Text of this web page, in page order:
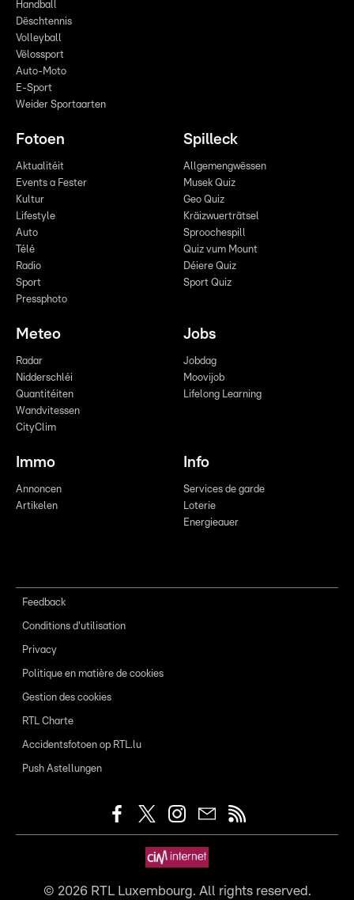
Handball
Dëschtennis
Volleyball
Vëlossport
Auto-Moto
E-Sport
Weider Sportaarten
Fotoen
Aktualitéit
Events a Fester
Kultur
Lifestyle
Auto
Télé
Radio
Sport
Pressphoto
Spilleck
Allgemengwëssen
Musek Quiz
Geo Quiz
Kräizwuerträtsel
Sproochespill
Quiz vum Mount
Déiere Quiz
Sport Quiz
Meteo
Radar
Nidderschléi
Quantitéiten
Wandvitessen
CityClim
Jobs
Jobdag
Moovijob
Lifelong Learning
Immo
Annoncen
Artikelen
Info
Services de garde
Loterie
Energieauer
Feedback
Conditions d'utilisation
Privacy
Politique en matière de cookies
Gestion des cookies
RTL Charte
Accidentsfotoen op RTL.lu
Push Astellungen
© 2026RTL Luxembourg. All rights reserved.